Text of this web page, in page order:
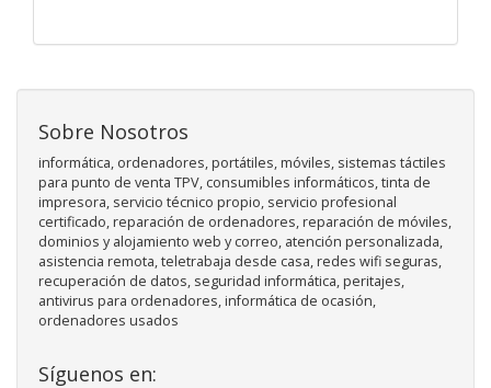
Sobre Nosotros
informática, ordenadores, portátiles, móviles, sistemas táctiles
para punto de venta TPV, consumibles informáticos, tinta de
impresora, servicio técnico propio, servicio profesional
certificado, reparación de ordenadores, reparación de móviles,
dominios y alojamiento web y correo, atención personalizada,
asistencia remota, teletrabaja desde casa, redes wifi seguras,
recuperación de datos, seguridad informática, peritajes,
antivirus para ordenadores, informática de ocasión,
ordenadores usados
Síguenos en: